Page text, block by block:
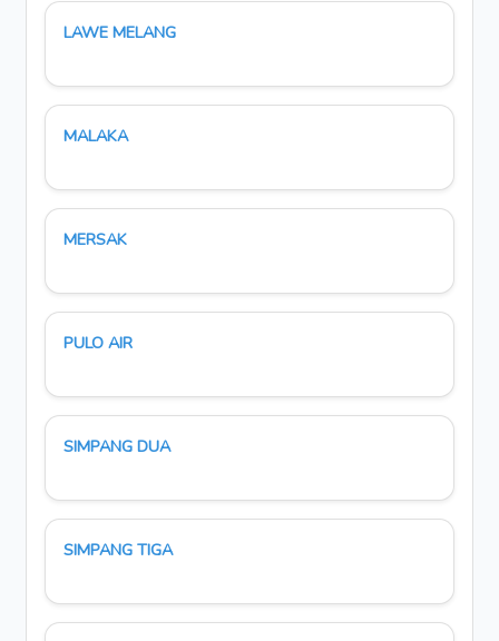
LAWE MELANG
MALAKA
MERSAK
PULO AIR
SIMPANG DUA
SIMPANG TIGA